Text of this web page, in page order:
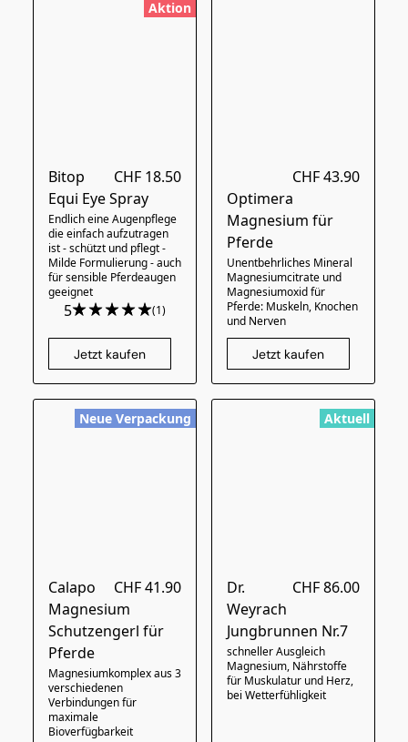
Aktion
CHF 18.50
Bitop
Equi Eye Spray
Endlich eine Augenpflege
die einfach aufzutragen
ist - schützt und pflegt -
Milde Formulierung - auch
für sensible Pferdeaugen
geeignet
5 (1)
Jetzt kaufen
CHF 43.90
Optimera
Magnesium für
Pferde
Unentbehrliches Mineral
Magnesiumcitrate und
Magnesiumoxid für
Pferde: Muskeln, Knochen
und Nerven
Jetzt kaufen
Neue Verpackung
CHF 41.90
Calapo
Magnesium
Schutzengerl für
Pferde
Magnesiumkomplex aus 3
verschiedenen
Verbindungen für
maximale
Bioverfügbarkeit
Aktuell
CHF 86.00
Dr.
Weyrach
Jungbrunnen Nr.7
schneller Ausgleich
Magnesium, Nährstoffe
für Muskulatur und Herz,
bei Wetterfühligkeit